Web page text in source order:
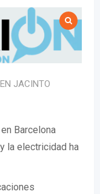
JACINTO
Barcelona
la electricidad ha